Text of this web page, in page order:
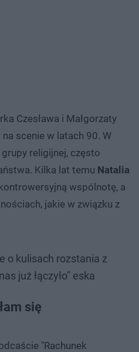
Czesława i Małgorzaty
scenie w latach 90. W
religijnej, często
Kilka lat temu Natalia
wspólnotę, a
jakie w związku z
o kulisach rozstania z
już łączyło" eska
się
"Rachunek